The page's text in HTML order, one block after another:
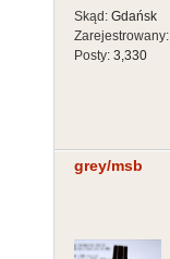
Skąd: Gdańsk
Zarejestrowany:
Posty: 3,330
grey/msb